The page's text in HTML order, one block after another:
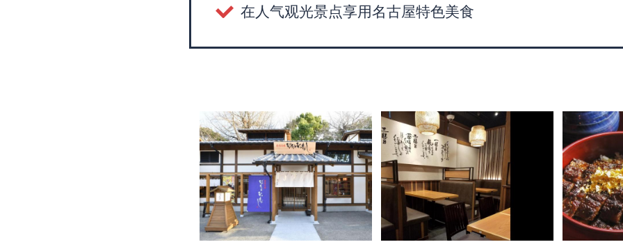
在人气观光景点享用名古屋特色美食